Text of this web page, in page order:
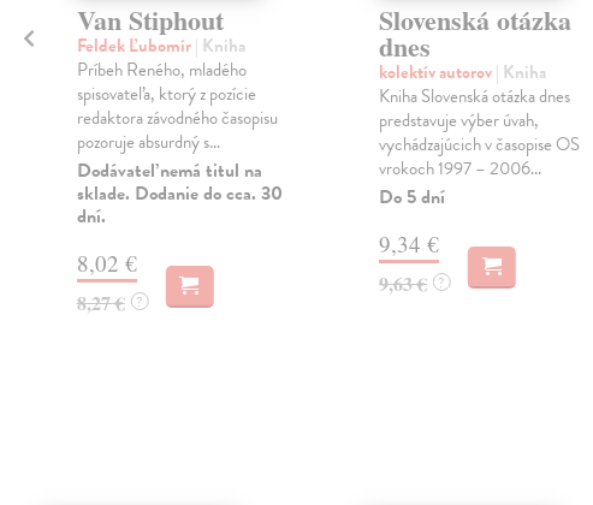
Van Stiphout
Feldek Ľubomír| Kniha
Príbeh Reného, mladého
spisovateľa, ktorý z pozície
redaktora závodného časopisu
pozoruje absurdný s...
Dodávateľ nemá titul na
sklade. Dodanie do cca. 30
dní.
8,02 €
8,27 € ?
Slovenská otázka
dnes
kolektív autorov| Kniha
Kniha Slovenská otázka dnes
predstavuje výber úvah,
vychádzajúcich v časopise OS
vrokoch 1997 – 2006...
Do 5 dní
9,34 €
9,63 € ?